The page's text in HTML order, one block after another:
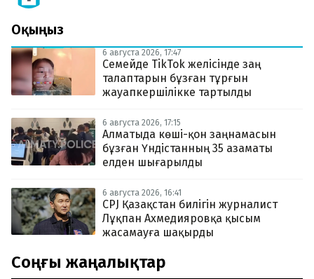
Оқыңыз
6 августа 2026, 17:47
Семейде TikTok желісінде заң
талаптарын бұзған тұрғын
жауапкершілікке тартылды
6 августа 2026, 17:15
Алматыда көші-қон заңнамасын
бұзған Үндістанның 35 азаматы
елден шығарылды
6 августа 2026, 16:41
CPJ Қазақстан билігін журналист
Лұқпан Ахмедияровқа қысым
жасамауға шақырды
Соңғы жаңалықтар